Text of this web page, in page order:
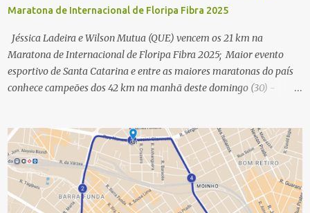
Maratona de Internacional de Floripa Fibra 2025
Jéssica Ladeira e Wilson Mutua (QUE) vencem os 21 km na
Maratona de Internacional de Floripa Fibra 2025; Maior evento
esportivo de Santa Catarina e entre as maiores maratonas do país
conhece campeões dos 42 km na manhã deste domingo (30) -
Floripa Fibra 2025. Na manhã deste sábado (30) foram conhecidos
os campeões dos 21 km do maior evento esportivo de Santa
Catarina. A mineira Jessica Ladeira e o queniano Wilson Mutua
foram os vencedores da meia maratona, ambos com a quebra de
recorde da prova. Neste domingo (31) será a vez da prova principal,